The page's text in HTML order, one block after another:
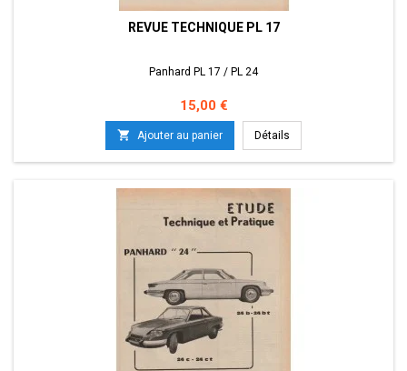
REVUE TECHNIQUE PL 17
Panhard PL 17 / PL 24
Prix
15,00 €
 Ajouter au panier Détails